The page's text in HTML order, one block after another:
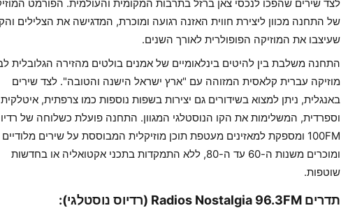
לצד שירים שהפכו לנכסי צאן ברזל בתרבות המקומית והעולמית. הפורמט
של התחנה מכוון ליצירת חווית האזנה רגועה ומוכרת, המדגישה את הצלילים
שעיצבו את המוזיקה הפופולרית לאורך השנים.
התחנה משלבת בין להיטים בינלאומיים של אמנים בולטים מהזירה הגלובלית
מוזיקה עברית קלאסית המזוהה עם "ארץ ישראל הישנה והטובה". לצד שירים
באנגלית, ניתן למצוא בשידורים גם יצירות בשפות נוספות כמו צרפתית, איטלקית
וספרדית, המשלימות את הקו הנוסטלגי המגוון. התחנה פועלת כשלוחה של רדיו
100FM ומספקת למאזינים מעטפת תוכן מוזיקלית המבוססת על שירים מלודיים
ומוכרים משנות ה-60 עד ה-80, ללא התמקדות בתכני אקטואליה או בחדשות
שוטפות.
תדרים Radios Nostalgia 96.3FM (רדיוס נוסטלגי):